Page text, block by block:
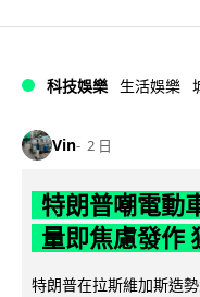
科技娛樂 生活娛樂
Vin 2 日
特朗普嘲電動
量即焦慮發作
特朗普在拉斯維加斯造